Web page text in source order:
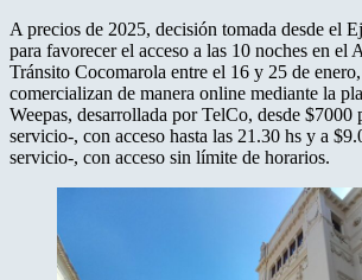
A precios de 2025, decisión tomada desde el
para favorecer el acceso a las 10 noches en el
Tránsito Cocomarola entre el 16 y 25 de enero,
comercializan de manera online mediante la
Weepas, desarrollada por TelCo, desde $7000
servicio-, con acceso hasta las 21.30 hs y a
servicio-, con acceso sin límite de horarios.